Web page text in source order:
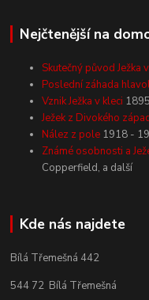
Nejčtenější na
Skutečný původ Ježka
Poslední záhada
Vznik Ježka v kleci 1895
Ježek z Divokého
Nález z pole 1918 -
Známé osobnosti a
Copperfield, a další
Kde nás najdete
Bílá Třemešná 442
544 72 Bílá Třemešná